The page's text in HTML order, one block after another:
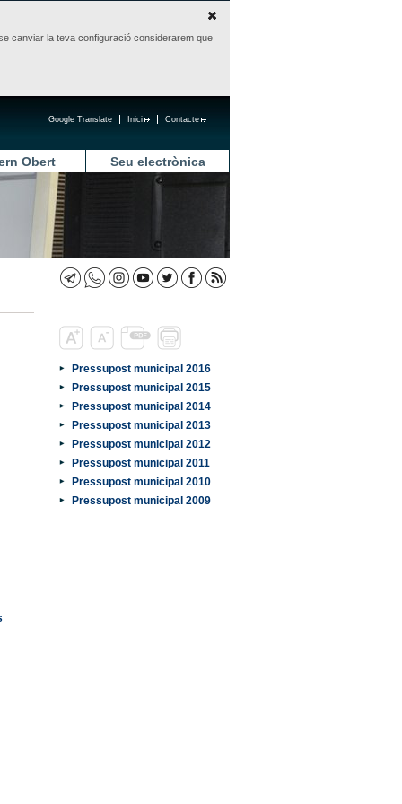
canviar la teva configuració considerarem que
Contacte
Inici
Google Translate
Obert Seu electrònica
Pressupost municipal 2016
Pressupost municipal 2015
Pressupost municipal 2014
Pressupost municipal 2013
Pressupost municipal 2012
Pressupost municipal 2011
Pressupost municipal 2010
Pressupost municipal 2009